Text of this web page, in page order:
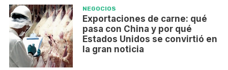
NEGOCIOS
Exportaciones de carne: qué
pasa con China y por qué
Estados Unidos se convirtió en
la gran noticia